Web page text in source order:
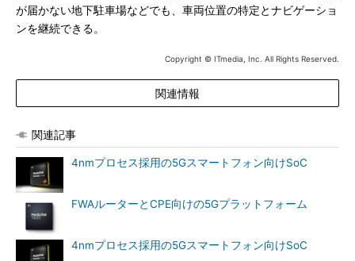
が届かない地下駐車場などでも、車両位置の特定とナビゲーショ
ンを継続できる。
Copyright © ITmedia, Inc. All Rights Reserved.
関連情報
関連記事
4nmプロセス採用の5Gスマートフォン向けSoC
FWAルーターとCPE向けの5Gプラットフォーム
4nmプロセス採用の5Gスマートフォン向けSoC